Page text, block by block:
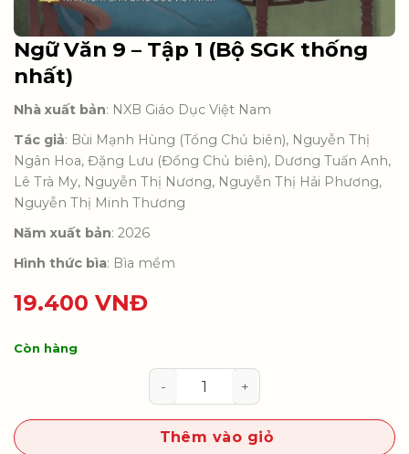
Ngữ Văn 9 – Tập 1 (Bộ SGK thống
nhất)
Nhà xuất bản: NXB Giáo Dục Việt Nam
Tác giả: Bùi Mạnh Hùng (Tổng Chủ biên), Nguyễn Thị
Ngân Hoa, Đặng Lưu (Đồng Chủ biên), Dương Tuấn Anh,
Lê Trà My, Nguyễn Thị Nương, Nguyễn Thị Hải Phương,
Nguyễn Thị Minh Thương
Năm xuất bản: 2026
Hình thức bìa: Bìa mềm
19.400 VNĐ
Còn hàng
Ngữ Văn 9 - Tập 1 (Bộ SGK
Thêm vào giỏ